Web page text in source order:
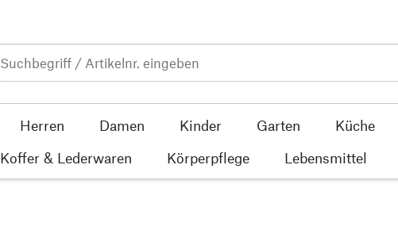
Herren Damen Kinder Garten Küche
Koffer & Lederwaren Körperpflege Lebensmittel